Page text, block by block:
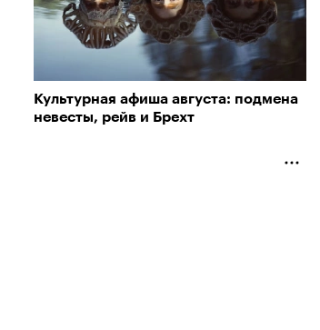
Культурная афиша августа: подмена
невесты, рейв и Брехт